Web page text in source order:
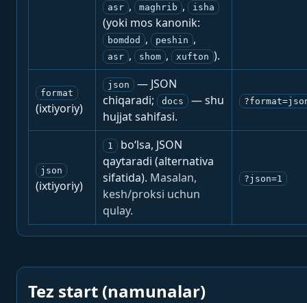
asr , maghrib , isha
(yoki mos kanonik:
bomdod , peshin ,
asr , shom , xufton ).
format
(ixtiyoriy)
json
— JSON
chiqaradi;
docs
— shu
hujjat sahifasi.
json
(ixtiyoriy)
1
bo‘lsa, JSON
qaytaradi (alternativa
sifatida). Masalan,
kesh/proksi uchun
qulay.
?json=1
Tez start (namunalar)